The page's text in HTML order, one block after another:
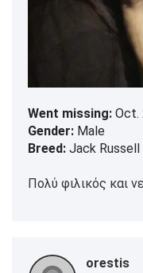
Went missing: Oct.
Gender: Male
Breed: Jack Russell
Πολύ φιλικός και
orestis